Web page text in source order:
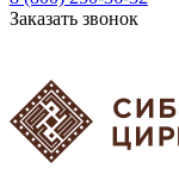
Заказать звонок